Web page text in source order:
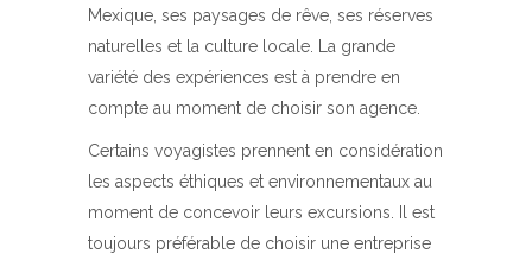
Mexique, ses paysages de rêve, ses réserves
naturelles et la culture locale. La grande
variété des expériences est à prendre en
compte au moment de choisir son agence.
Certains voyagistes prennent en considération
les aspects éthiques et environnementaux au
moment de concevoir leurs excursions. Il est
toujours préférable de choisir une entreprise